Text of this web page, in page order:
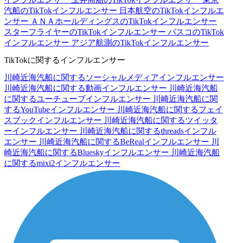
汽船のTikTokインフルエンサー 日本航空のTikTokインフルエ
ンサー ＡＮＡホールディングスのTikTokインフルエンサー
スターフライヤーのTikTokインフルエンサー パスコのTikTok
インフルエンサー アジア航測のTikTokインフルエンサー
TikTokに関するインフルエンサー
川崎近海汽船に関するソーシャルメディアインフルエンサー
川崎近海汽船に関する動画インフルエンサー 川崎近海汽船
に関するユーチューブインフルエンサー 川崎近海汽船に関
するYouTubeインフルエンサー 川崎近海汽船に関するフェイ
スブックインフルエンサー 川崎近海汽船に関するツイッタ
ーインフルエンサー 川崎近海汽船に関するthreadsインフル
エンサー 川崎近海汽船に関するBeRealインフルエンサー 川
崎近海汽船に関するBlueskyインフルエンサー 川崎近海汽船
に関するmixi2インフルエンサー